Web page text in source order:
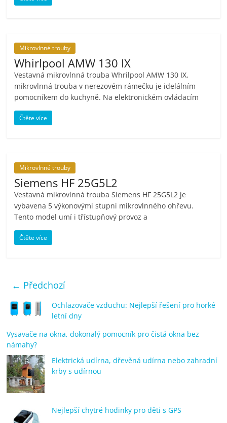
Mikrovlnné trouby
Whirlpool AMW 130 IX
Vestavná mikrovlnná trouba Whrilpool AMW 130 IX,
mikrovlnná trouba v nerezovém rámečku je idelálním
pomocníkem do kuchyně. Na elektronickém ovládacím
Čtěte více
Mikrovlnné trouby
Siemens HF 25G5L2
Vestavná mikrovlnná trouba Siemens HF 25G5L2 je
vybavena 5 výkonovými stupni mikrovlnného ohřevu.
Tento model umí i třístupňový provoz a
Čtěte více
← Předchozí
Ochlazovače vzduchu: Nejlepší řešení pro horké
letní dny
Vysavače na okna, dokonalý pomocník pro čistá okna bez
námahy?
Elektrická udírna, dřevěná udírna nebo zahradní
krby s udírnou
Nejlepší chytré hodinky pro děti s GPS